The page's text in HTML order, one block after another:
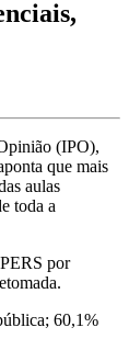
(IPO),
que mais
aulas
toda a
por
60,1%